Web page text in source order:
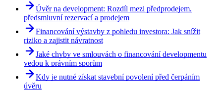
Úvěr na development: Rozdíl mezi předprodejem,
předsmluvní rezervací a prodejem
Financování výstavby z pohledu investora: Jak snížit
riziko a zajistit návratnost
Jaké chyby ve smlouvách o financování developmentu
vedou k právním sporům
Kdy je nutné získat stavební povolení před čerpáním
úvěru